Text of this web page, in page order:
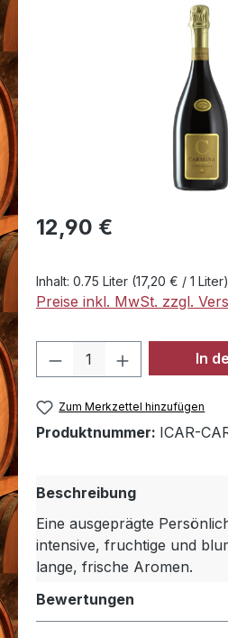
Bildergalerie überspringen
Regulärer Preis:
12,90 €
Inhalt: 0.75 Liter (17,20 € / 1 Liter)
Preise inkl. MwSt. zzgl.
Produkt Anzahl:In
Zum Merkzettel hinzufügen
Produktnummer: ICAR-
Beschreibung
Eine ausgeprägte
intensive, fruchtige und
lange, frische Aromen.
Bewertungen